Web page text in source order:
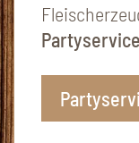
Partyservice